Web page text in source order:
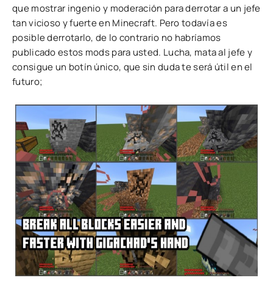
que mostrar ingenio y moderación para derrotar a un jefe
tan vicioso y fuerte en Minecraft. Pero todavía es
posible derrotarlo, de lo contrario no habríamos
publicado estos mods para usted. Lucha, mata al jefe y
consigue un botín único, que sin duda te será útil en el
futuro;